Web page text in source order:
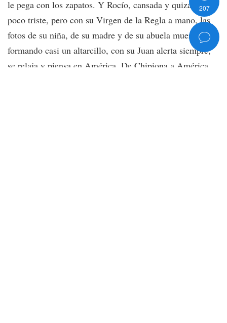
le pega con los zapatos. Y Rocío, cansada y quizás un
poco triste, pero con su Virgen de la Regla a mano, las
fotos de su niña, de su madre y de su abuela muertas
formando casi un altarcillo, con su Juan alerta siempre,
se relaja y piensa en América. De Chipiona a América.
207